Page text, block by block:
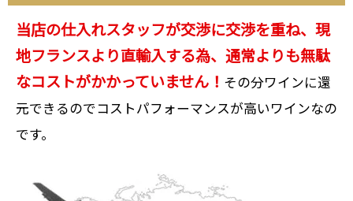
当店の仕入れスタッフが交渉に交渉を重ね、現
地フランスより直輸入する為、通常よりも無駄
なコストがかかっていません！ その分ワインに還
元できるのでコストパフォーマンスが高いワインなの
です。